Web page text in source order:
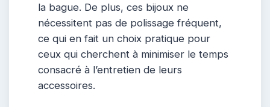
la bague. De plus, ces bijoux ne
nécessitent pas de polissage fréquent,
ce qui en fait un choix pratique pour
ceux qui cherchent à minimiser le temps
consacré à l’entretien de leurs
accessoires.